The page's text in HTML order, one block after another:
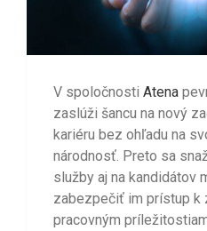
V spoločnosti Atena
zaslúži šancu na nový
kariéru bez ohľadu na
národnosť. Preto sa
služby aj na kandidátov
zabezpečiť im prístup k
pracovným